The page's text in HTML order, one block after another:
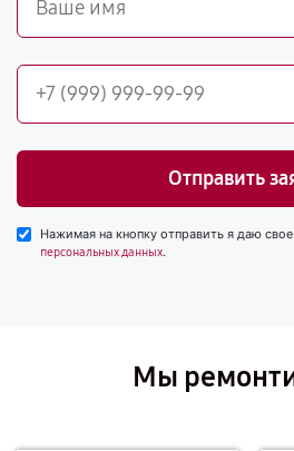
Отправить
Нажимая на кнопку отправить я даю
персональных данных.
Мы